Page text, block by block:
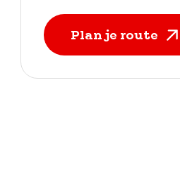
Plan je route